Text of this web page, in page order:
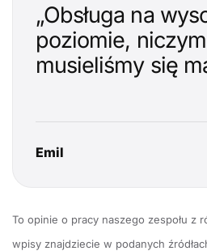
„Obsługa na
poziomie,
musieliśmy się
Emil
To opinie o pracy naszego zespołu z
wpisy znajdziecie w podanych